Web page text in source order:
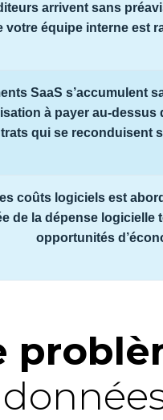
arrivent sans
votre équipe interne est
SaaS s’accumulent
à payer au-dessus
qui se reconduisent
coûts logiciels est
de la dépense logicielle
opportunités